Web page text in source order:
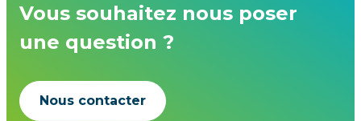
Vous souhaitez nous poser
une question ?
Nous contacter